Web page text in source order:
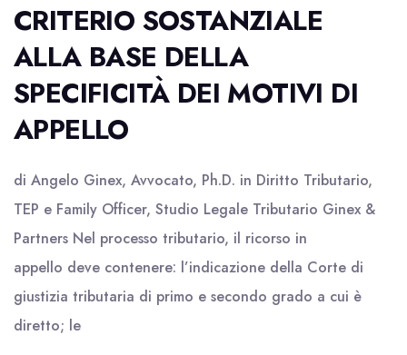
CRITERIO SOSTANZIALE
ALLA BASE DELLA
SPECIFICITÀ DEI MOTIVI DI
APPELLO
di Angelo Ginex, Avvocato, Ph.D. in Diritto Tributario,
TEP e Family Officer, Studio Legale Tributario Ginex &
Partners Nel processo tributario, il ricorso in
appello deve contenere: l’indicazione della Corte di
giustizia tributaria di primo e secondo grado a cui è
diretto; le